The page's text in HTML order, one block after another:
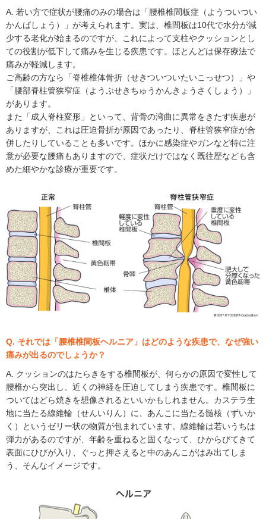
A. 若い方で症状が腰痛のみの場合は「腰椎椎間板症（ようついつい
かんばしょう）」が考えられます。実は、椎間板は10代で水分が減
少する老化が始まるのですが、これによって支柱やクッションとし
ての役割が低下して痛みを生じる疾患です。ほとんどは保存療法で
痛みが軽減します。
ご高齢の方なら「脊椎椎体骨折（せきついついたいこっせつ）」や
「腰部脊柱管狭窄症（ようぶせきちゅうかんきょうさくしょう）」
があります。
また「成人脊柱変形」といって、背骨の湾曲に異常をきたす疾患が
ありますが、これは圧迫骨折が原因であったり、脊柱管狭窄症が合
併したりしていることも多いです。ほかに感染症やガンなど特に注
意が必要な腰痛もありますので、症状だけではなく既往歴なども含
めた細やかな診療が重要です。
Q. それでは「腰椎椎間板ヘルニア」はどのような疾患で、なぜ強い
痛みが出るのでしょうか？
A. クッションのはたらきをする椎間板が、何らかの原因で変性して
腰椎から突出し、近くの神経を圧迫してしまう疾患です。椎間板に
ついてはどら焼きを想像されるといいかもしれません。カステラ生
地に当たる線維輪（せんいりん）に、あんこに当たる髄核（ずいか
く）というゼリー状の物質が包まれています。線維輪は若いうちは
弾力があるのですが、年齢を重ねると固くなって、ひからびてきて
表面にひびが入り、ぐっと押さえると中のあんこがはみ出てしま
う、そんなイメージです。